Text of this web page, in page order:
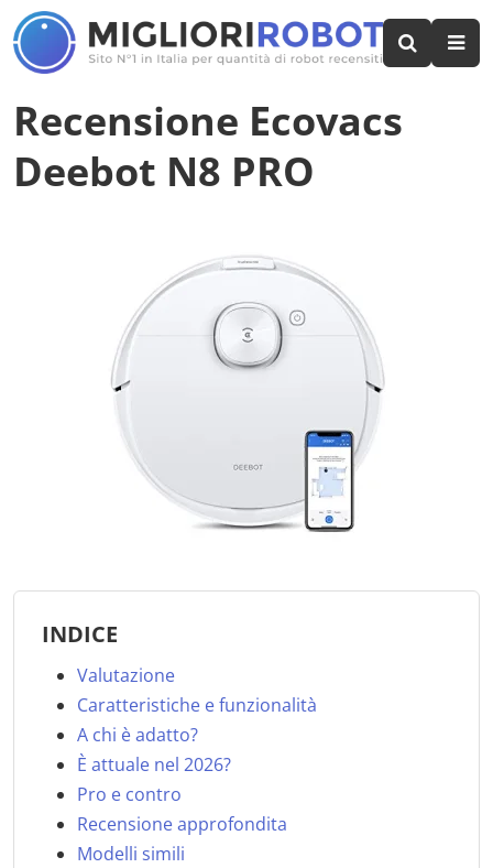
Recensione Ecovacs
Deebot N8 PRO
INDICE
Valutazione
Caratteristiche e funzionalità
A chi è adatto?
È attuale nel 2026?
Pro e contro
Recensione approfondita
Modelli simili